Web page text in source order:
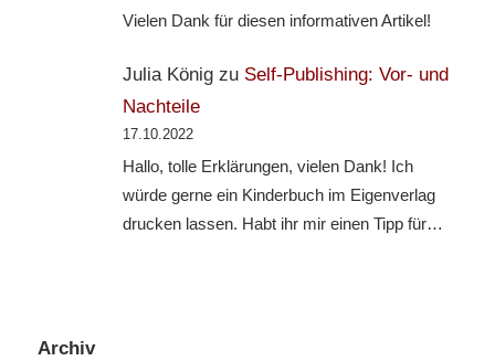
Vielen Dank für diesen informativen Artikel!
Julia Königzu Self-Publishing: Vor- und
Nachteile
17.10.2022
Hallo, tolle Erklärungen, vielen Dank! Ich
würde gerne ein Kinderbuch im Eigenverlag
drucken lassen. Habt ihr mir einen Tipp für…
Archiv